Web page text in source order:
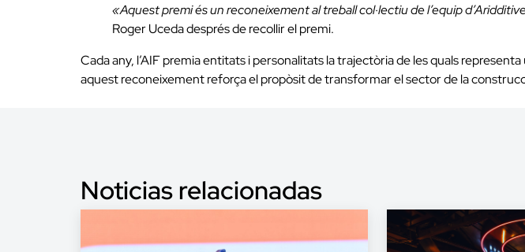
«Aquest premi és un reconeixement al treball col·lectiu de l’equip
Roger Uceda després de recollir el premi.
Cada any, l’AIF premia entitats i personalitats la trajectòria de les quals
aquest reconeixement reforça el propòsit de transformar el sector de la
Noticias relacionadas